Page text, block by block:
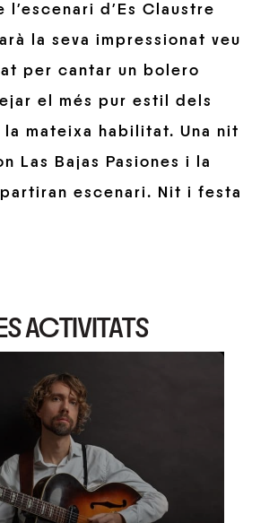
l’escenari d’Es Claustre
la seva impressionat veu
per cantar un bolero
el més pur estil dels
la mateixa habilitat. Una nit
Las Bajas Pasiones i la
escenari. Nit i festa
ACTIVITATS